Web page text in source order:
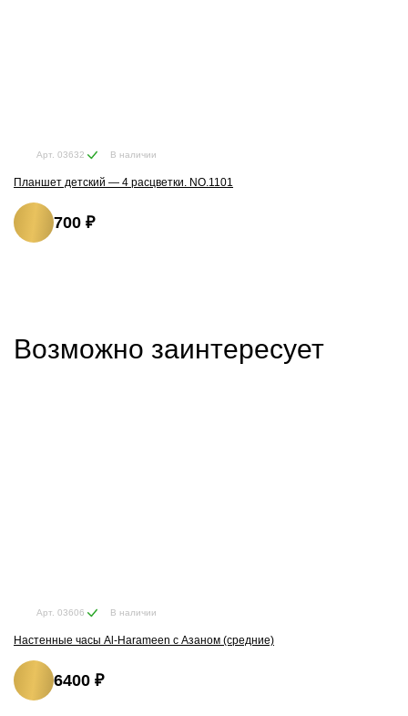
Арт. 03632 В наличии
Планшет детский — 4 расцветки. NO.1101
700 ₽
Возможно заинтересует
Арт. 03606 В наличии
Настенные часы Al-Harameen с Азаном (средние)
6400 ₽